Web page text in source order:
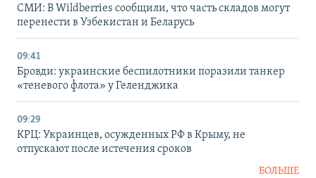
СМИ: В Wildberries сообщили, что часть складов могут
перенести в Узбекистан и Беларусь
09:41
Бровди: украинские беспилотники поразили танкер
«теневого флота» у Геленджика
09:29
КРЦ: Украинцев, осужденных РФ в Крыму, не
отпускают после истечения сроков
БОЛЬШЕ